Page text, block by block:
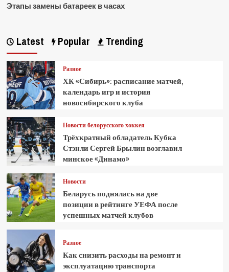
Этапы замены батареек в часах
Latest Popular Trending
Разное
ХК «Сибирь»: расписание матчей,
календарь игр и история
новосибирского клуба
Новости белорусского хоккея
Трёхкратный обладатель Кубка
Стэнли Сергей Брылин возглавил
минское «Динамо»
Новости
Беларусь поднялась на две
позиции в рейтинге УЕФА после
успешных матчей клубов
Разное
Как снизить расходы на ремонт и
эксплуатацию транспорта